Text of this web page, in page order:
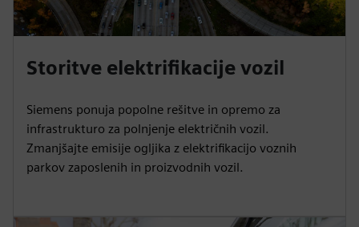
Storitve elektrifikacije vozil
Siemens ponuja popolne rešitve in opremo za
infrastrukturo za polnjenje električnih vozil.
Zmanjšajte emisije ogljika z elektrifikacijo voznih
parkov zaposlenih in proizvodnih vozil.